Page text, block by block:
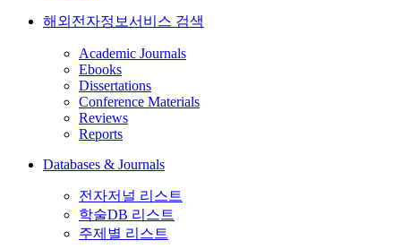
해외전자정보서비스 검색
Academic Journals
Ebooks
Dissertations
Conference Materials
Reviews
Reports
Databases & Journals
전자저널 리스트
학술DB 리스트
주제별 리스트